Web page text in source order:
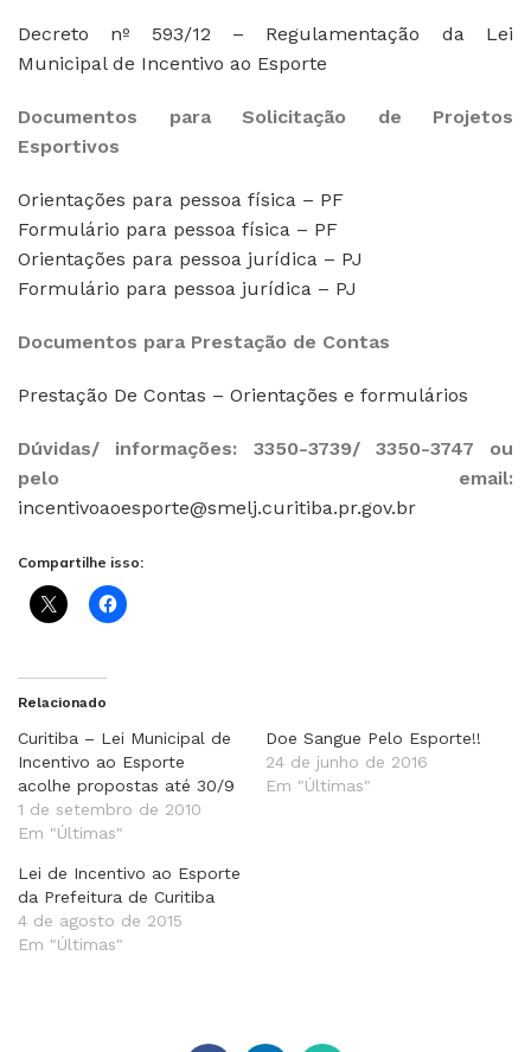
Decreto nº 593/12 – Regulamentação da Lei
Municipal de Incentivo ao Esporte
Documentos para Solicitação de Projetos
Esportivos
Orientações para pessoa física – PF
Formulário para pessoa física – PF
Orientações para pessoa jurídica – PJ
Formulário para pessoa jurídica – PJ
Documentos para Prestação de Contas
Prestação De Contas – Orientações e formulários
Dúvidas/ informações: 3350-3739/ 3350-3747 ou
pelo email:
incentivoaoesporte@smelj.curitiba.pr.gov.br
Compartilhe isso:
Relacionado
Curitiba – Lei Municipal de
Incentivo ao Esporte
acolhe propostas até 30/9
1 de setembro de 2010
Em "Últimas"
Doe Sangue Pelo Esporte!!
24 de junho de 2016
Em "Últimas"
Lei de Incentivo ao Esporte
da Prefeitura de Curitiba
4 de agosto de 2015
Em "Últimas"